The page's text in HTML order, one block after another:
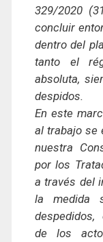
329/2020
concluir
dentro del
tanto el
absoluta,
despidos.
En este
al trabajo se
nuestra
por los
a través del
la medida
despedidos,
de los